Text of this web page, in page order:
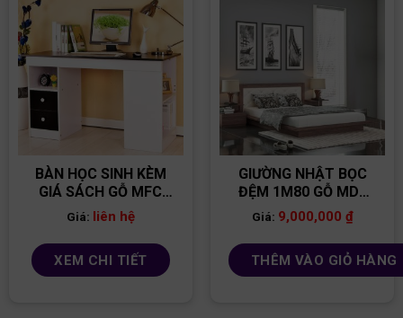
BÀN HỌC SINH KÈM
GIÁ SÁCH GỖ MFC
BGS07
Giá: liên hệ
XEM CHI TIẾT
GIƯỜNG NHẬT BỌC
ĐỆM 1M80 GỖ MDF
GN12
Giá: 9,000,000 ₫
THÊM VÀO GIỎ HÀNG